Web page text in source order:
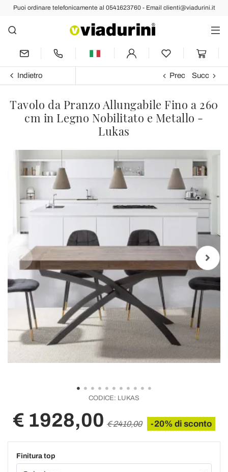
Puoi ordinare telefonicamente al 0541623760 - Email clienti@viadurini.it
Indietro Prec Succ
Tavolo da Pranzo Allungabile Fino a 260
cm in Legno Nobilitato e Metallo -
Lukas
CODICE: LUKAS
€ 1928,00 € 2410,00 -20% di sconto
Finitura top